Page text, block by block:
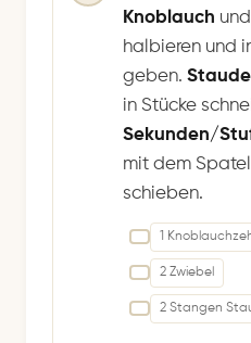
Knoblauch und
halbieren und
geben.
in Stücke
Sekunden/
mit dem
schieben.
1
2 Zwiebel
2 Stangen